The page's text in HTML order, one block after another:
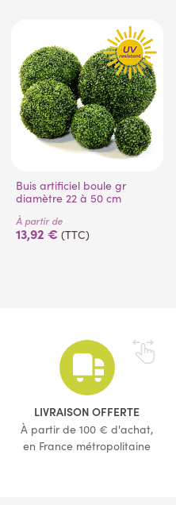
Buis artificiel boule gr
diamètre 22 à 50 cm
À partir de
13,92 € (TTC)
LIVRAISON OFFERTE
À partir de 100 € d'achat,
en France métropolitaine